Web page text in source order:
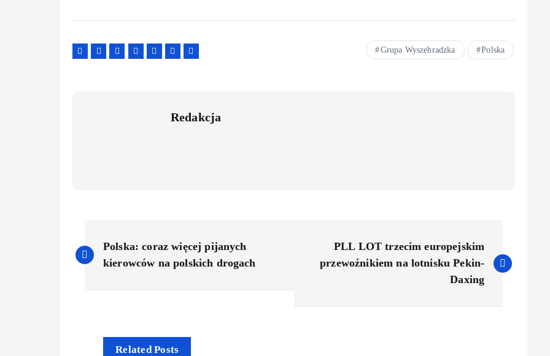
Grupa Wyszehradzka Polska
Redakcja
Polska: coraz więcej pijanych
kierowców na polskich drogach
PLL LOT trzecim europejskim
przewoźnikiem na lotnisku Pekin-
Daxing
Related Posts